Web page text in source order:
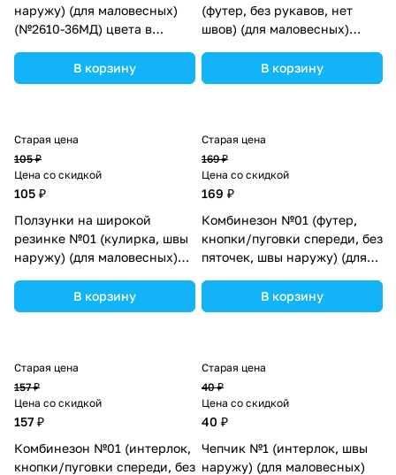
наружу) (для маловесных)
(№2610-36МД) цвета в
В корзину
(футер, без рукавов, нет
швов) (для маловесных)
ассортименте.В корзину
Старая цена
105 ₽
Цена со скидкой
105 ₽
Ползунки на широкой
резинке №01 (кулирка, швы
наружу) (для маловесных)
ассортименте.В корзину
Старая цена
169 ₽
Цена со скидкой
169 ₽
Комбинезон №01 (футер,
кнопки/пуговки спереди, без
пяточек, швы наружу) (для
цвета в ассортименте.
В корзину
Старая цена
157 ₽
Цена со скидкой
157 ₽
Комбинезон №01 (интерлок,
кнопки/пуговки спереди, без
Старая цена
40 ₽
Цена со скидкой
40 ₽
Чепчик №1 (интерлок, швы
наружу) (для маловесных)